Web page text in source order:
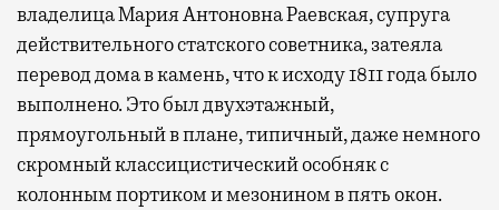
владелица Мария Антоновна Раевская, супруга
действительного статского советника, затеяла
перевод дома в камень, что к исходу 1811 года было
выполнено. Это был двухэтажный,
прямоугольный в плане, типичный, даже немного
скромный классицистический особняк с
колонным портиком и мезонином в пять окон.